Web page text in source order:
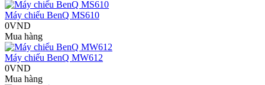
Máy chiếu BenQ MS610
0VND
Mua hàng
Máy chiếu BenQ MW612
0VND
Mua hàng